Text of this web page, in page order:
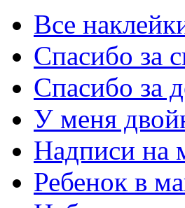
Все
Спасибо за
Спасибо за
У меня
Надписи на
Ребенок в